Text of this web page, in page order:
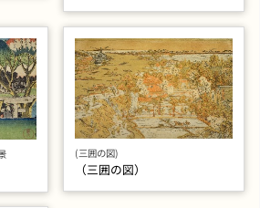
(三囲の図)
（三囲の図）